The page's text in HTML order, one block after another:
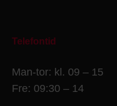
Telefontid
Man-tor: kl. 09 – 15
Fre: 09:30 – 14